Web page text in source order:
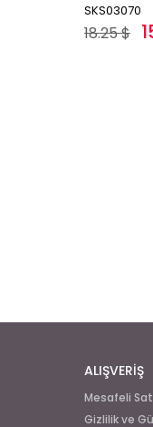
SKS03070
18.25 $
ALIŞVERİŞ
Mesafeli
Gizlilik ve